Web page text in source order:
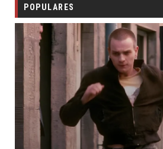
POPULARES